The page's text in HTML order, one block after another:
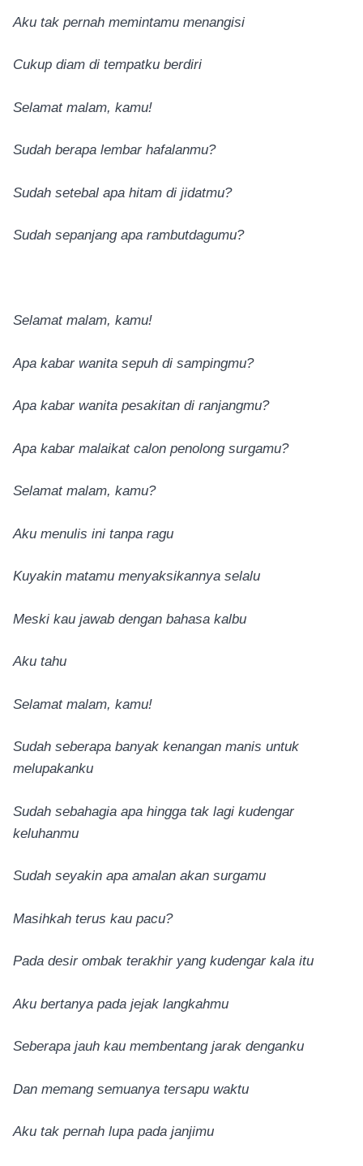
Aku tak pernah memintamu menangisi
Cukup diam di tempatku berdiri
Selamat malam, kamu!
Sudah berapa lembar hafalanmu?
Sudah setebal apa hitam di jidatmu?
Sudah sepanjang apa rambutdagumu?
Selamat malam, kamu!
Apa kabar wanita sepuh di sampingmu?
Apa kabar wanita pesakitan di ranjangmu?
Apa kabar malaikat calon penolong surgamu?
Selamat malam, kamu?
Aku menulis ini tanpa ragu
Kuyakin matamu menyaksikannya selalu
Meski kau jawab dengan bahasa kalbu
Aku tahu
Selamat malam, kamu!
Sudah seberapa banyak kenangan manis untuk
melupakanku
Sudah sebahagia apa hingga tak lagi kudengar
keluhanmu
Sudah seyakin apa amalan akan surgamu
Masihkah terus kau pacu?
Pada desir ombak terakhir yang kudengar kala itu
Aku bertanya pada jejak langkahmu
Seberapa jauh kau membentang jarak denganku
Dan memang semuanya tersapu waktu
Aku tak pernah lupa pada janjimu